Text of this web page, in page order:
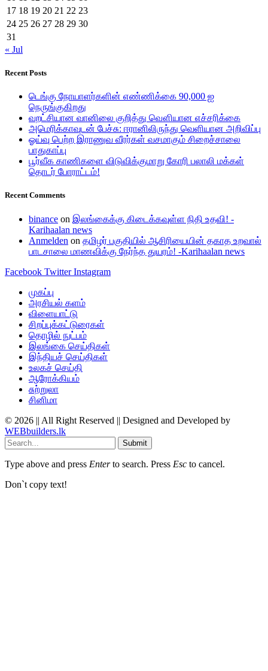
17 18 19 20 21 22 23
24 25 26 27 28 29 30
31
« Jul
Recent Posts
டெங்கு நோயாளர்களின் எண்ணிக்கை 90,000 ஐ
நெருங்குகிறது
வறட்சியான வானிலை குறித்து வௌியான எச்சரிக்கை
அமெரிக்காவுடன் பேச்சு: ஈரானிலிருந்து வெளியான அறிவிப்பு
ஓய்வு பெற்ற இராணுவ வீரர்கள் வசமாகும் சிறைச்சாலை
பாதுகாப்பு
பூர்வீக காணிகளை விடுவிக்குமாறு கோரி பலாலி மக்கள்
தொடர் போராட்டம்!
Recent Comments
binance on இலங்கைக்கு கிடைக்கவுள்ள நிதி உதவி! -
Karihaalan news
Anmelden on தமிழர் பகுதியில் ஆசிரியையின் தகாத உறவால்
பாடசாலை மாணவிக்கு நேர்ந்த துயரம்! -Karihaalan news
Facebook Twitter Instagram
முகப்பு
அரசியல் களம்
விளையாட்டு
சிறப்புக்கட்டுரைகள்
தொழில் நுட்பம்
இலங்கை செய்திகள்
இந்தியச் செய்திகள்
உலகச் செய்தி
ஆரோக்கியம்
சுற்றுலா
சினிமா
© 2026 || All Right Reserved || Designed and Developed by
WEBbuilders.lk
Submit
Type above and press Enterto search. Press Esc to cancel.
Don`t copy text!